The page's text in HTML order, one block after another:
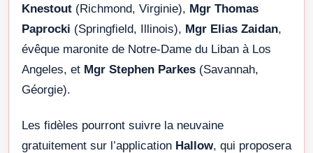
Knestout (Richmond, Virginie), Mgr Thomas
Paprocki (Springfield, Illinois), Mgr Elias Zaidan,
évêque maronite de Notre-Dame du Liban à Los
Angeles, et Mgr Stephen Parkes (Savannah,
Géorgie).
Les fidèles pourront suivre la neuvaine
gratuitement sur l’application Hallow, qui proposera